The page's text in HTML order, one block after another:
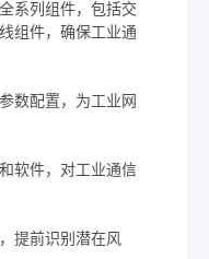
系列组件，包括交
组件，确保工业通
数配置，为工业网
软件，对工业通信
提前识别潜在风